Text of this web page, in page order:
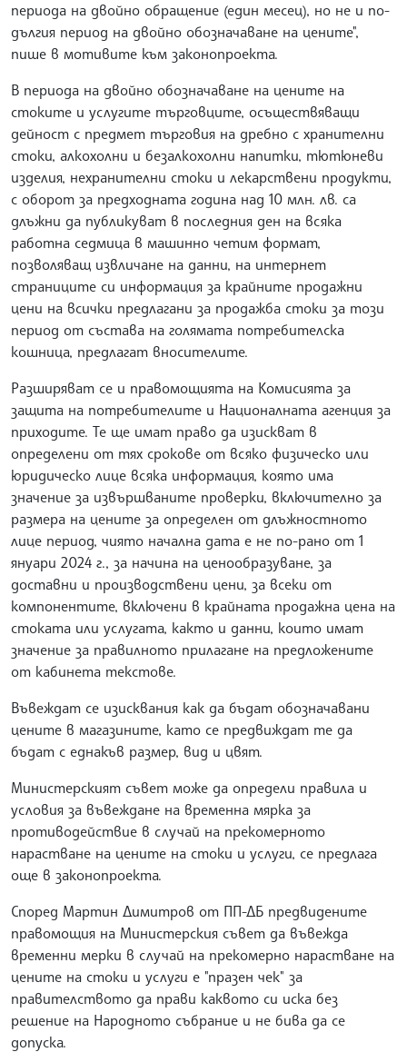
периода на двойно обращение (един месец), но не и по-
дългия период на двойно обозначаване на цените",
пише в мотивите към законопроекта.
В периода на двойно обозначаване на цените на
стоките и услугите търговците, осъществяващи
дейност с предмет търговия на дребно с хранителни
стоки, алкохолни и безалкохолни напитки, тютюневи
изделия, нехранителни стоки и лекарствени продукти,
с оборот за предходната година над 10 млн. лв. са
длъжни да публикуват в последния ден на всяка
работна седмица в машинно четим формат,
позволяващ извличане на данни, на интернет
страниците си информация за крайните продажни
цени на всички предлагани за продажба стоки за този
период от състава на голямата потребителска
кошница, предлагат вносителите.
Разширяват се и правомощията на Комисията за
защита на потребителите и Националната агенция за
приходите. Те ще имат право да изискват в
определени от тях срокове от всяко физическо или
юридическо лице всяка информация, която има
значение за извършваните проверки, включително за
размера на цените за определен от длъжностното
лице период, чиято начална дата е не по-рано от 1
януари 2024 г., за начина на ценообразуване, за
доставни и производствени цени, за всеки от
компонентите, включени в крайната продажна цена на
стоката или услугата, както и данни, които имат
значение за правилното прилагане на предложените
от кабинета текстове.
Въвеждат се изисквания как да бъдат обозначавани
цените в магазините, като се предвиждат те да
бъдат с еднакъв размер, вид и цвят.
Министерският съвет може да определи правила и
условия за въвеждане на временна мярка за
противодействие в случай на прекомерното
нарастване на цените на стоки и услуги, се предлага
още в законопроекта.
Според Мартин Димитров от ПП-ДБ предвидените
правомощия на Министерския съвет да въвежда
временни мерки в случай на прекомерно нарастване на
цените на стоки и услуги е "празен чек" за
правителството да прави каквото си иска без
решение на Народното събрание и не бива да се
допуска.